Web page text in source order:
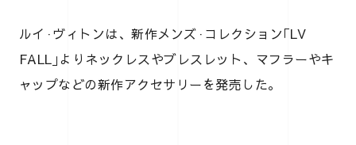
ルイ·ヴィトンは、新作メンズ·コレクション｢LV
FALL｣よりネックレスやブレスレット、マフラーやキ
ャップなどの新作アクセサリーを発売した。